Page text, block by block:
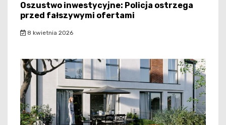
Oszustwo inwestycyjne: Policja ostrzega
przed fałszywymi ofertami
8 kwietnia 2026